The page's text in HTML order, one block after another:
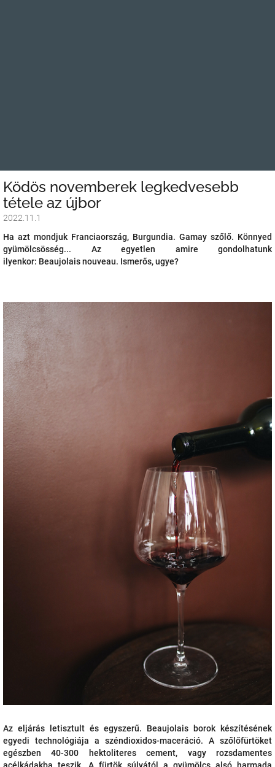
Ködös novemberek legkedvesebb
tétele az újbor
2022.11.1
Ha azt mondjuk Franciaország, Burgundia. Gamay szőlő. Könnyed
gyümölcsösség... Az egyetlen amire gondolhatunk
ilyenkor: Beaujolais nouveau. Ismerős, ugye?
Az eljárás letisztult és egyszerű. Beaujolais borok készítésének
egyedi technológiája a széndioxidos-maceráció. A szőlőfürtöket
egészben 40-300 hektoliteres cement, vagy rozsdamentes